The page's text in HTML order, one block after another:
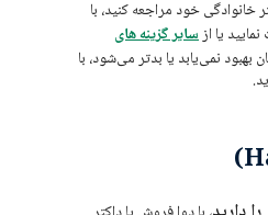
خود مراجعه کنید، با
یا ازسایر گزینه‌ های
بهبود نمی‌یابد یا بدتر می‌شود، با